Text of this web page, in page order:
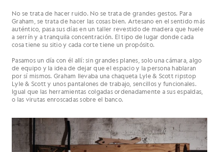
No se trata de hacer ruido. No se trata de grandes gestos. Para
Graham, se trata de hacer las cosas bien. Artesano en el sentido más
auténtico, pasa sus días en un taller revestido de madera que huele
a serrín y a tranquila concentración. El tipo de lugar donde cada
cosa tiene su sitio y cada corte tiene un propósito.
Pasamos un día con él allí: sin grandes planes, solo una cámara, algo
de equipo y la idea de dejar que el espacio y la persona hablaran
por sí mismos. Graham llevaba una chaqueta Lyle & Scott ripstop
Lyle & Scott y unos pantalones de trabajo, sencillos y funcionales.
Igual que las herramientas colgadas ordenadamente a sus espaldas,
o las virutas enroscadas sobre el banco.